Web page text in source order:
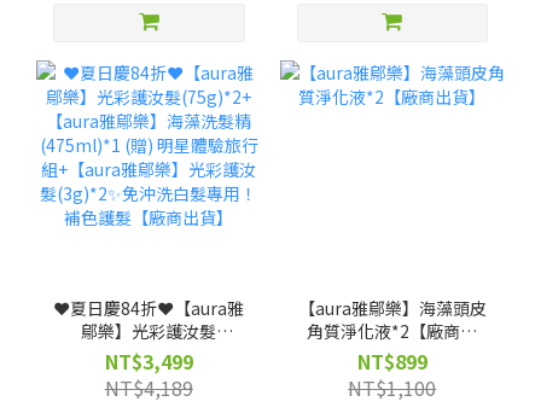
❤️夏日慶84折❤️【aura雅
鄔樂】光彩護汝髮
(75g)*2+【aura雅鄔樂】
海藻洗髮精 (475ml)*1
(贈) 明星體驗旅行組+
NT$3,499
NT$4,189
【aura雅鄔樂】海藻頭皮
角質淨化液*2【廠商出
貨】
NT$899
NT$1,100